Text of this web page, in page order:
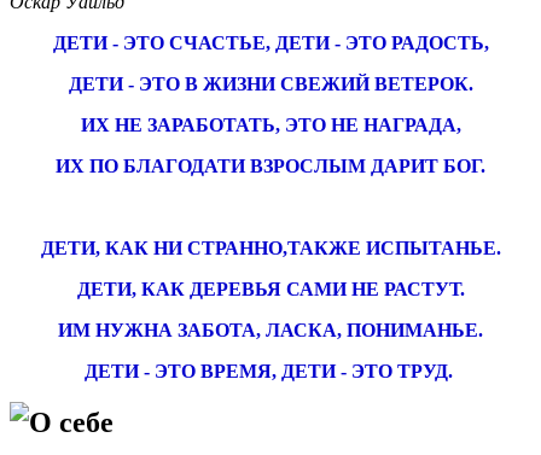
ДЕТИ - ЭТО СЧАСТЬЕ, ДЕТИ - ЭТО РАДОСТЬ,
ДЕТИ - ЭТО В ЖИЗНИ СВЕЖИЙ ВЕТЕРОК.
ИХ НЕ ЗАРАБОТАТЬ, ЭТО НЕ НАГРАДА,
ИХ ПО БЛАГОДАТИ ВЗРОСЛЫМ ДАРИТ БОГ.
ДЕТИ, КАК НИ СТРАННО,ТАКЖЕ ИСПЫТАНЬЕ.
ДЕТИ, КАК ДЕРЕВЬЯ САМИ НЕ РАСТУТ.
ИМ НУЖНА ЗАБОТА, ЛАСКА, ПОНИМАНЬЕ.
ДЕТИ - ЭТО ВРЕМЯ, ДЕТИ - ЭТО ТРУД.
О себе